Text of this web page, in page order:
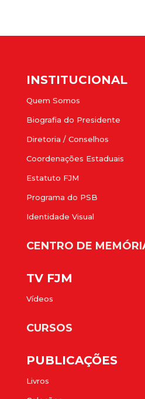
INSTITUCIONAL
Quem Somos
Biografia do Presidente
Diretoria / Conselhos
Coordenações Estaduais
Estatuto FJM
Programa do PSB
Identidade Visual
CENTRO DE
TV FJM
Vídeos
CURSOS
PUBLICAÇÕES
Livros